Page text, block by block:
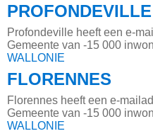
PROFONDEVILLE
Profondeville heeft een e-
Gemeente van -15 000
WALLONIE
FLORENNES
Florennes heeft een e-
Gemeente van -15 000
WALLONIE